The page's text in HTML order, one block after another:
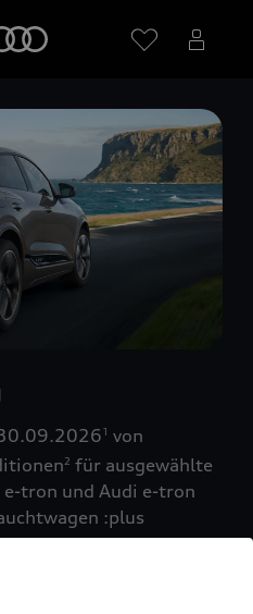
1 von
2 für ausgewählte
tron und Audi e-tron
:plus